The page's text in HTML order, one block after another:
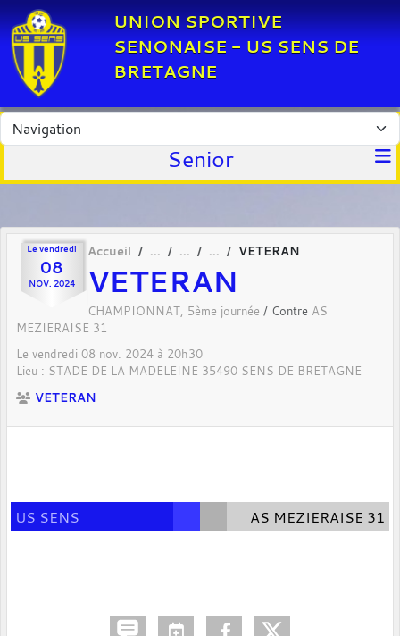
UNION SPORTIVE
SENONAISE - US SENS DE
BRETAGNE
Senior
Le vendredi
08
NOV. 2024
Accueil VETERAN
VETERAN
CHAMPIONNAT, 5ème journée / Contre AS
MEZIERAISE 31
Le vendredi 08 nov. 2024 à 20h30
Lieu : STADE DE LA MADELEINE 35490 SENS DE BRETAGNE
VETERAN
US SENS AS MEZIERAISE 31
Panneau de gestion des cookies